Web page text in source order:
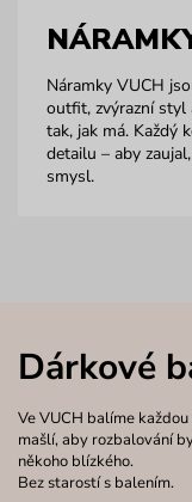
Náramky VUCH
outfit, zvýrazní styl
tak, jak má. Každý
detailu – aby
smysl.
Dárkové
Ve VUCH balíme
mašlí, aby rozbalování
někoho blízkého.
Bez starostí s balením.